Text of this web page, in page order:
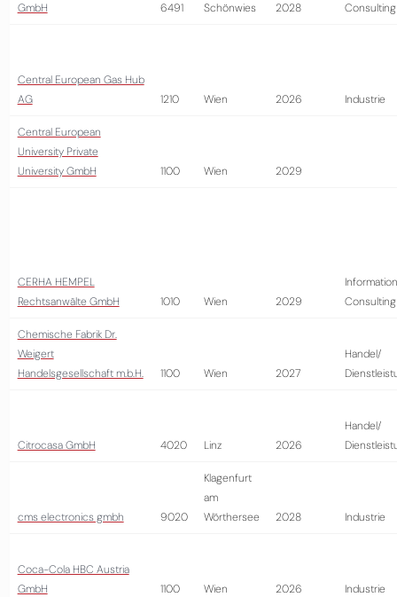
GmbH
6491 Schönwies 2028
Consulting
Central European Gas Hub
AG
1210 Wien 2026 Industrie
Central European
University Private
University GmbH
1100 Wien 2029
CERHA HEMPEL
Rechtsanwälte GmbH
1010 Wien 2029
Consulting
Chemische Fabrik Dr.
Weigert
Handelsgesellschaft m.b.H.
1100 Wien 2027
Handel/
Citrocasa GmbH 4020 Linz 2026
Handel/
cms electronics gmbh 9020
Klagenfurt
am
Wörthersee
2028 Industrie
Coca-Cola HBC Austria
GmbH
1100 Wien 2026 Industrie